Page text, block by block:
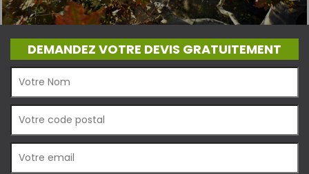
DEMANDEZ VOTRE DEVIS GRATUITEMENT